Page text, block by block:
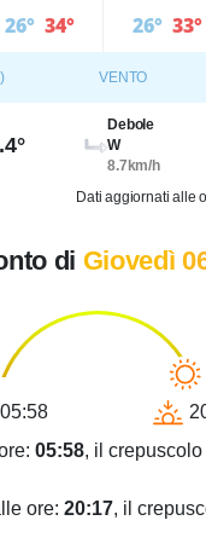
26° 34° 26° 33°
VENTO
Debole
W
8.7km/h
Dati aggiornati alle
di Giovedì
05:58
05:58, il
ore: 20:17, il